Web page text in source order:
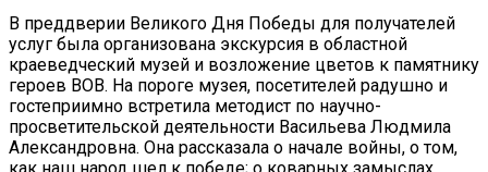
В преддверии Великого Дня Победы для получателей
услуг была организована экскурсия в областной
краеведческий музей и возложение цветов к памятнику
героев ВОВ. На пороге музея, посетителей радушно и
гостеприимно встретила методист по научно-
просветительской деятельности Васильева Людмила
Александровна. Она рассказала о начале войны, о том,